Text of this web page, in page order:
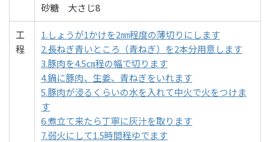
砂糖 大さじ8
工
程
1.しょうが1かけを2㎜程度の薄切りにします
2.長ねぎ青いところ（青ねぎ）を2本分用意します
3.豚肉を4.5㎝程の幅で切ります
4.鍋に豚肉、生姜、青ねぎをいれます
5.豚肉が浸るくらいの水を入れて中火で火をつけま
す
6.煮立て来たら丁寧に灰汁を取ります
7.弱火にして1.5時間程ゆでます